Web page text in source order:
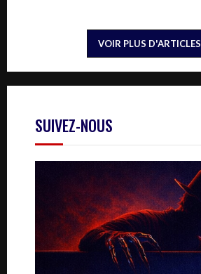
VOIR PLUS D'ARTICLES
SUIVEZ-NOUS